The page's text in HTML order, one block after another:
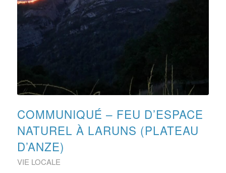
COMMUNIQUÉ – FEU D’ESPACE
NATUREL À LARUNS (PLATEAU
D’ANZE)
VIE LOCALE